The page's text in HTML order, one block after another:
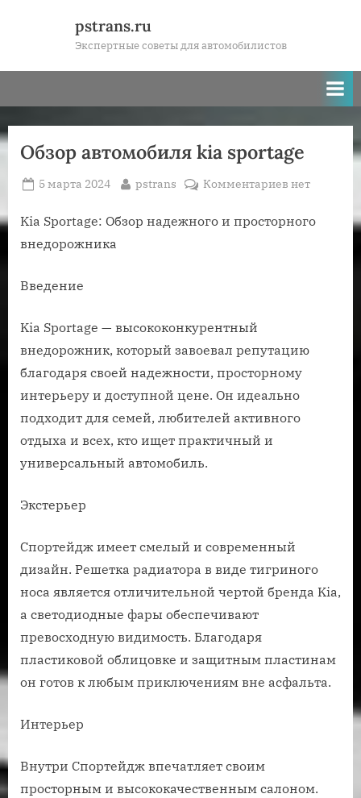
pstrans.ru
Экспертные советы для автомобилистов
Обзор автомобиля kia sportage
Posted
5 марта 2024 By
pstrans Комментариевк
Обзор
нет
Kia Sportage: Обзор надежного и просторного
внедорожника
Введение
Kia Sportage — высококонкурентный
внедорожник, который завоевал репутацию
благодаря своей надежности, просторному
интерьеру и доступной цене. Он идеально
подходит для семей, любителей активного
отдыха и всех, кто ищет практичный и
универсальный автомобиль.
Экстерьер
Спортейдж имеет смелый и современный
дизайн. Решетка радиатора в виде тигриного
носа является отличительной чертой бренда Kia,
а светодиодные фары обеспечивают
превосходную видимость. Благодаря
пластиковой облицовке и защитным пластинам
он готов к любым приключениям вне асфальта.
Интерьер
Внутри Спортейдж впечатляет своим
просторным и высококачественным салоном.